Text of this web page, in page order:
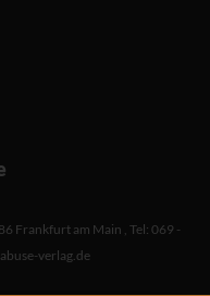
Frankfurt am Main , Tel: 069 -
verlag.de